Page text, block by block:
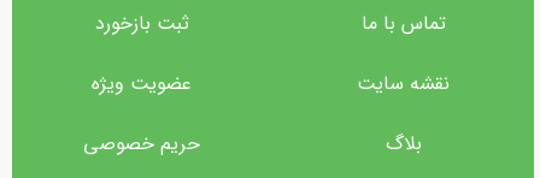
تماس با ما
نقشه سایت
بلاگ
ثبت بازخورد
عضویت ویژه
حریم خصوصی